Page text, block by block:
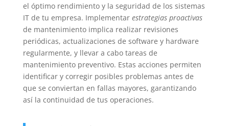
el óptimo rendimiento y la seguridad de los sistemas
IT de tu empresa. Implementar estrategias proactivas
de mantenimiento implica realizar revisiones
periódicas, actualizaciones de software y hardware
regularmente, y llevar a cabo tareas de
mantenimiento preventivo. Estas acciones permiten
identificar y corregir posibles problemas antes de
que se conviertan en fallas mayores, garantizando
así la continuidad de tus operaciones.